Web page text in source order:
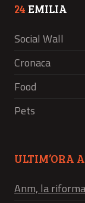
24 EMILIA
Social Wall
Cronaca
Food
Pets
ULTIM’ORA
Anm, la